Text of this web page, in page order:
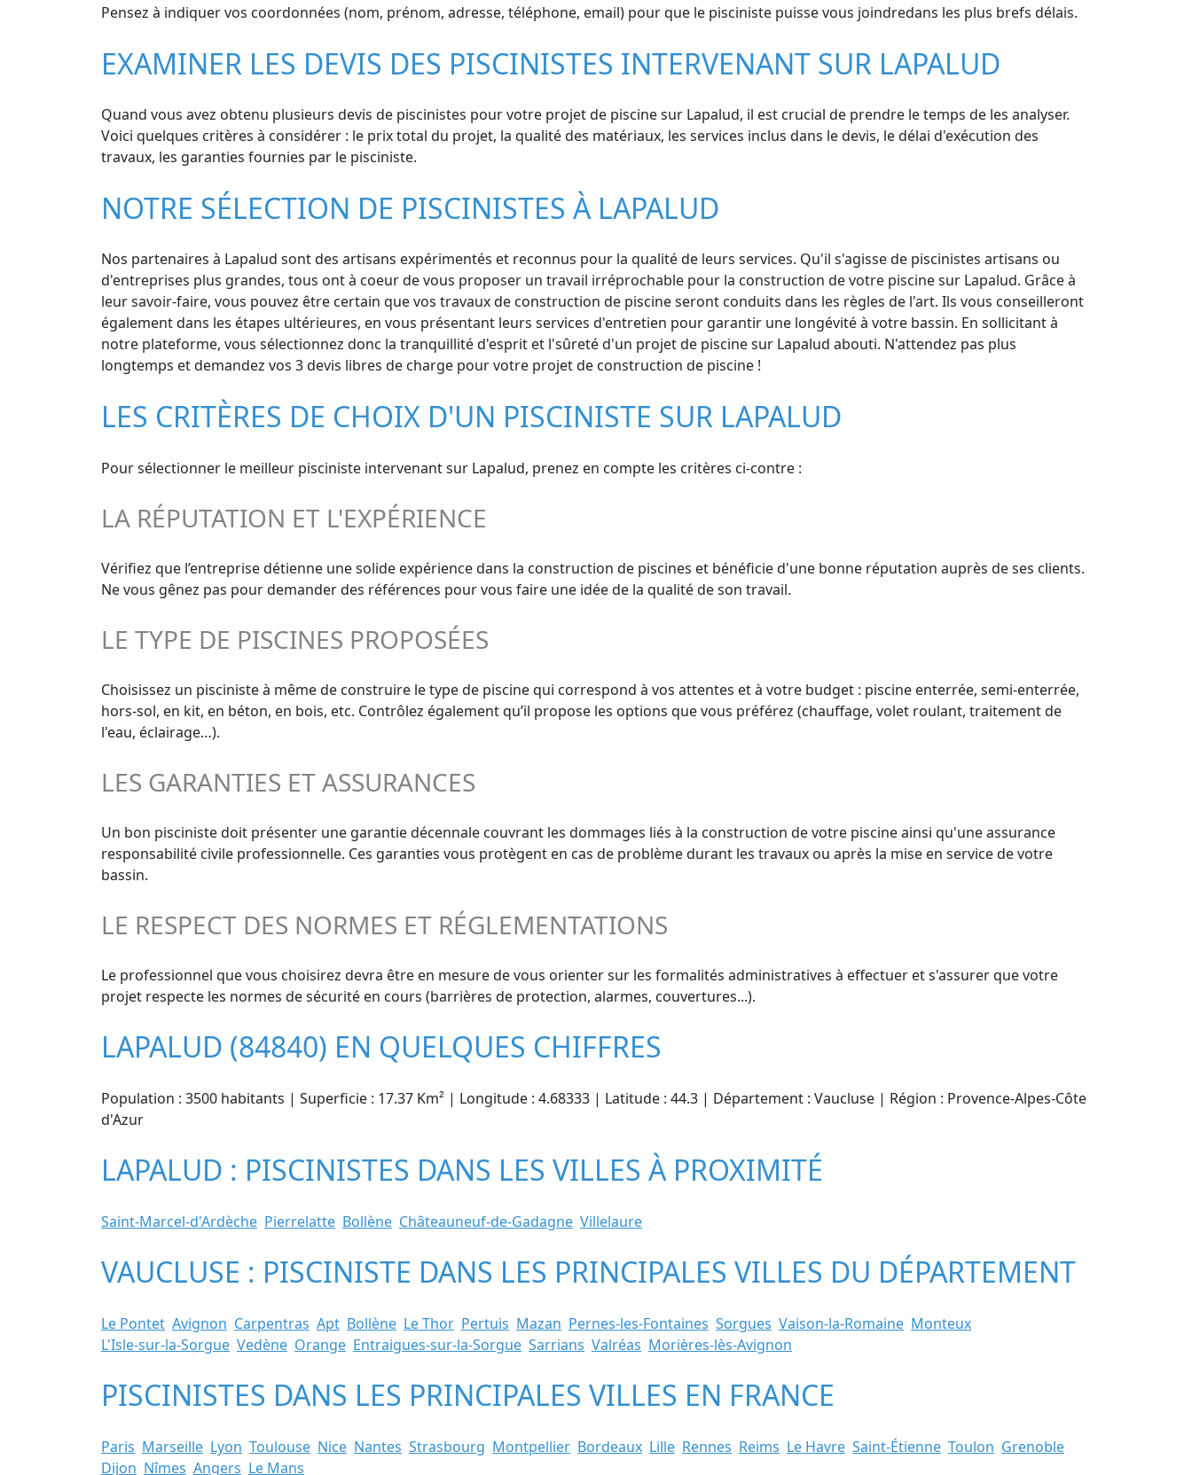
Pensez à indiquer vos coordonnées (nom, prénom, adresse, téléphone, email) pour que le pisciniste puisse vous joindredans les plus brefs délais.
EXAMINER LES DEVIS DES PISCINISTES INTERVENANT SUR LAPALUD
Quand vous avez obtenu plusieurs devis de piscinistes pour votre projet de piscine sur Lapalud, il est crucial de prendre le temps de les analyser.
Voici quelques critères à considérer : le prix total du projet, la qualité des matériaux, les services inclus dans le devis, le délai d'exécution des
travaux, les garanties fournies par le pisciniste.
NOTRE SÉLECTION DE PISCINISTES À LAPALUD
Nos partenaires à Lapalud sont des artisans expérimentés et reconnus pour la qualité de leurs services. Qu'il s'agisse de piscinistes artisans ou
d'entreprises plus grandes, tous ont à coeur de vous proposer un travail irréprochable pour la construction de votre piscine sur Lapalud. Grâce à
leur savoir-faire, vous pouvez être certain que vos travaux de construction de piscine seront conduits dans les règles de l'art. Ils vous conseilleront
également dans les étapes ultérieures, en vous présentant leurs services d'entretien pour garantir une longévité à votre bassin. En sollicitant à
notre plateforme, vous sélectionnez donc la tranquillité d'esprit et l'sûreté d'un projet de piscine sur Lapalud abouti. N'attendez pas plus
longtemps et demandez vos 3 devis libres de charge pour votre projet de construction de piscine !
LES CRITÈRES DE CHOIX D'UN PISCINISTE SUR LAPALUD
Pour sélectionner le meilleur pisciniste intervenant sur Lapalud, prenez en compte les critères ci-contre :
LA RÉPUTATION ET L'EXPÉRIENCE
Vérifiez que l’entreprise détienne une solide expérience dans la construction de piscines et bénéficie d'une bonne réputation auprès de ses clients.
Ne vous gênez pas pour demander des références pour vous faire une idée de la qualité de son travail.
LE TYPE DE PISCINES PROPOSÉES
Choisissez un pisciniste à même de construire le type de piscine qui correspond à vos attentes et à votre budget : piscine enterrée, semi-enterrée,
hors-sol, en kit, en béton, en bois, etc. Contrôlez également qu’il propose les options que vous préférez (chauffage, volet roulant, traitement de
l'eau, éclairage…).
LES GARANTIES ET ASSURANCES
Un bon pisciniste doit présenter une garantie décennale couvrant les dommages liés à la construction de votre piscine ainsi qu'une assurance
responsabilité civile professionnelle. Ces garanties vous protègent en cas de problème durant les travaux ou après la mise en service de votre
bassin.
LE RESPECT DES NORMES ET RÉGLEMENTATIONS
Le professionnel que vous choisirez devra être en mesure de vous orienter sur les formalités administratives à effectuer et s'assurer que votre
projet respecte les normes de sécurité en cours (barrières de protection, alarmes, couvertures...).
LAPALUD (84840) EN QUELQUES CHIFFRES
Population : 3500 habitants | Superficie : 17.37 Km² | Longitude : 4.68333 | Latitude : 44.3 | Département : Vaucluse | Région : Provence-Alpes-Côte
d'Azur
LAPALUD : PISCINISTES DANS LES VILLES À PROXIMITÉ
Saint-Marcel-d'Ardèche Pierrelatte Bollène Châteauneuf-de-Gadagne Villelaure
VAUCLUSE : PISCINISTE DANS LES PRINCIPALES VILLES DU DÉPARTEMENT
Le Pontet Avignon Carpentras Apt Bollène Le Thor Pertuis Mazan Pernes-les-Fontaines Sorgues Vaison-la-Romaine Monteux
L'Isle-sur-la-Sorgue Vedène Orange Entraigues-sur-la-Sorgue Sarrians Valréas Morières-lès-Avignon
PISCINISTES DANS LES PRINCIPALES VILLES EN FRANCE
Paris Marseille Lyon Toulouse Nice Nantes Strasbourg Montpellier Bordeaux Lille Rennes Reims Le Havre Saint-Étienne Toulon Grenoble
Dijon Nîmes Angers Le Mans